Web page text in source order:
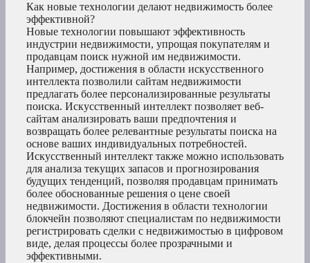
Как новые технологии делают недвижимость более
эффективной?
Новые технологии повышают эффективность
индустрии недвижимости, упрощая покупателям и
продавцам поиск нужной им недвижимости.
Например, достижения в области искусственного
интеллекта позволили сайтам недвижимости
предлагать более персонализированные результаты
поиска. Искусственный интеллект позволяет веб-
сайтам анализировать ваши предпочтения и
возвращать более релевантные результаты поиска на
основе ваших индивидуальных потребностей.
Искусственный интеллект также можно использовать
для анализа текущих запасов и прогнозирования
будущих тенденций, позволяя продавцам принимать
более обоснованные решения о цене своей
недвижимости. Достижения в области технологии
блокчейн позволяют специалистам по недвижимости
регистрировать сделки с недвижимостью в цифровом
виде, делая процессы более прозрачными и
эффективными.